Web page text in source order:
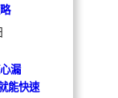
漏
能快速